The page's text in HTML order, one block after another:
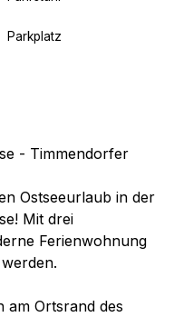
Parkplatz
- Timmendorfer
Ostseeurlaub in der
Mit drei
Ferienwohnung
am Ortsrand des